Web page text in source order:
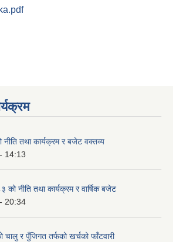
तथा कार्यक्रम र बजेट वक्तव्य
14:13
को नीति तथा कार्यक्रम र वार्षिक बजेट
20:34
चालु र पुँजिगत तर्फको खर्चको फाँटवारी